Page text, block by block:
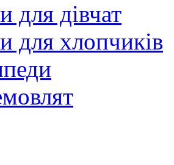
для дівчат
для хлопчиків